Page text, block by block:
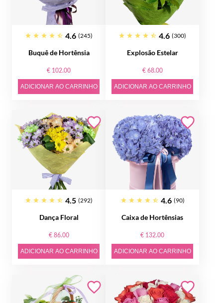
4.6 (245)
Buquê de Hortênsia
€ 102.00
ADICIONAR AO CARRINHO
4.6 (300)
Explosão Estelar
€ 68.00
ADICIONAR AO CARRINHO
4.5 (292)
Dança Floral
€ 86.00
ADICIONAR AO CARRINHO
4.6 (90)
Caixa de Hortênsias
€ 132.00
ADICIONAR AO CARRINHO